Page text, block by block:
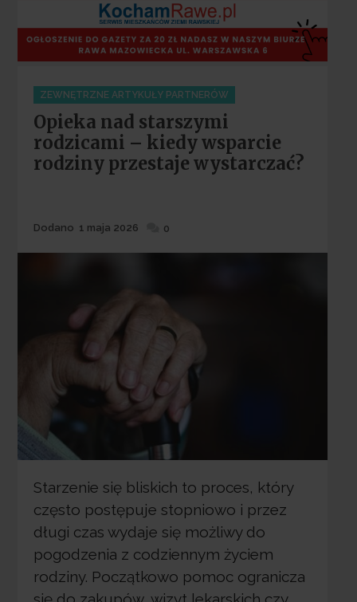
Categories
ZEWNĘTRZNE ARTYKUŁY PARTNERÓW
Opieka nad starszymi
rodzicami – kiedy wsparcie
rodziny przestaje wystarczać?
Dodane
Dodano 1 maja 2026 0
Starzenie się bliskich to proces, który
często postępuje stopniowo i przez
długi czas wydaje się możliwy do
pogodzenia z codziennym życiem
rodziny. Początkowo pomoc ogranicza